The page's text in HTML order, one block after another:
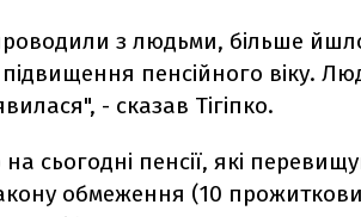
з людьми, більше
пенсійного віку.
- сказав Тігіпко.
сьогодні пенсії, які
обмеження (10